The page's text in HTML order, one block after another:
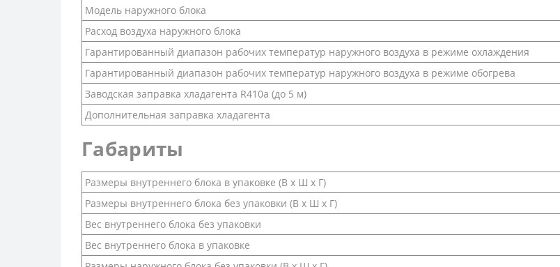
Модель наружного блока
Расход воздуха наружного блока
Гарантированный диапазон рабочих температур наружного воздуха в режиме охлаждения
Гарантированный диапазон рабочих температур наружного воздуха в режиме обогрева
Заводская заправка хладагента R410a (до 5 м)
Дополнительная заправка хладагента
Габариты
Размеры внутреннего блока в упаковке (В х Ш х Г)
Размеры внутреннего блока без упаковки (В х Ш х Г)
Вес внутреннего блока без упаковки
Вес внутреннего блока в упаковке